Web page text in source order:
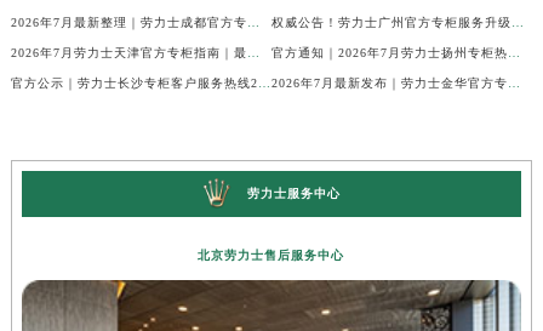
劳力士服务中心
北京劳力士售后服务中心